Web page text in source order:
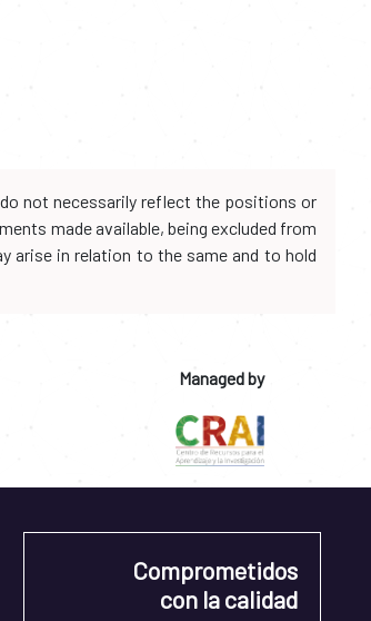
not necessarily reflect the positions or
made available, being excluded from
arise in relation to the same and to hold
Managed by
Comprometidos
con la calidad